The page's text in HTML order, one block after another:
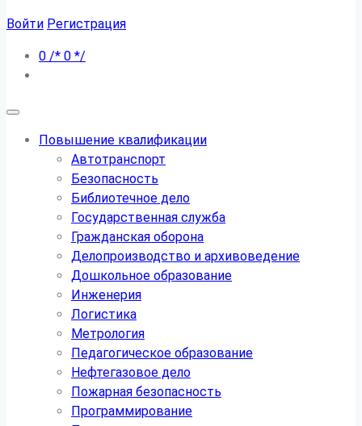
Войти Регистрация
0 /* 0 */
Повышение квалификации
Автотранспорт
Безопасность
Библиотечное дело
Государственная служба
Гражданская оборона
Делопроизводство и архивоведение
Дошкольное образование
Инженерия
Логистика
Метрология
Педагогическое образование
Нефтегазовое дело
Пожарная безопасность
Программирование